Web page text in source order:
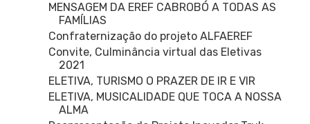
MENSAGEM DA EREF CABROBÓ A TODAS AS
FAMÍLIAS
Confraternização do projeto ALFAEREF
Convite, Culminância virtual das Eletivas
2021
ELETIVA, TURISMO O PRAZER DE IR E VIR
ELETIVA, MUSICALIDADE QUE TOCA A NOSSA
ALMA